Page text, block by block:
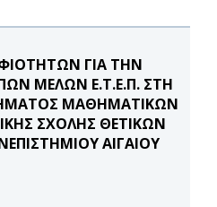
ΓΙΑ ΤΗΝ
ΜΕΛΩΝ Ε.Τ.Ε.Π. ΣΤΗ
ΜΑΘΗΜΑΤΙΚΩΝ
ΣΧΟΛΗΣ ΘΕΤΙΚΩΝ
ΑΙΓΑΙΟΥ